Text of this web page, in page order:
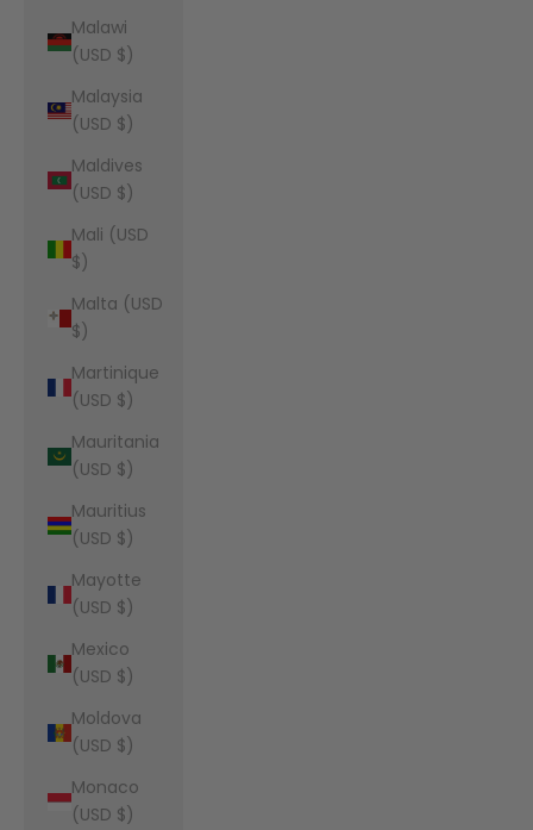
Malawi
(USD $)
Malaysia
(USD $)
Maldives
(USD $)
Mali (USD
$)
Malta (USD
$)
Martinique
(USD $)
Mauritania
(USD $)
Mauritius
(USD $)
Mayotte
(USD $)
Mexico
(USD $)
Moldova
(USD $)
Monaco
(USD $)